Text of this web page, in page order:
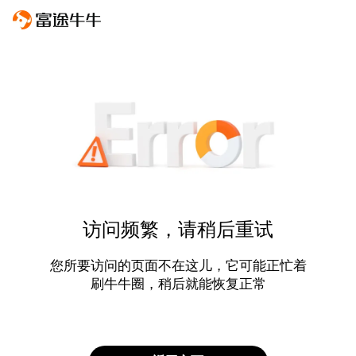
访问频繁，请稍后重试
您所要访问的页面不在这儿，它可能正忙着
刷牛牛圈，稍后就能恢复正常